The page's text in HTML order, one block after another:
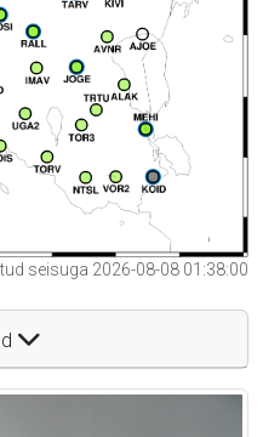
seisuga 2026-08-08 01:38:00